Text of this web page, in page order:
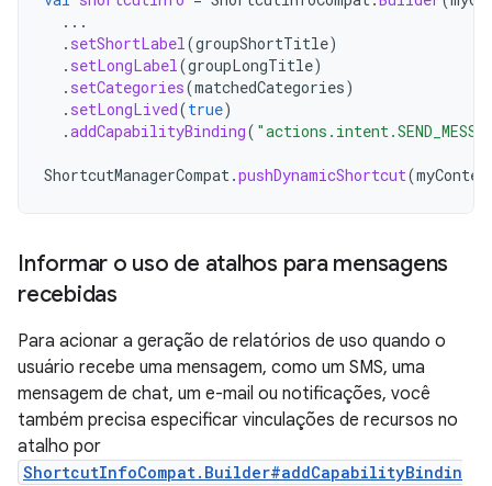
...
. setShortLabel(groupShortTitle)
. setLongLabel(groupLongTitle)
. setCategories(matchedCategories)
. setLongLived(true)
.addCapabilityBinding(
ShortcutManagerCompat.pushDynamicShortcut(
Informar o uso de atalhos para mensagens
recebidas
Para acionar a geração de relatórios de uso quando o
usuário recebe uma mensagem, como um SMS, uma
mensagem de chat, um e-mail ou notificações, você
também precisa especificar vinculações de recursos no
atalho por
ShortcutInfoCompat.Builder#addCapabilityBindin